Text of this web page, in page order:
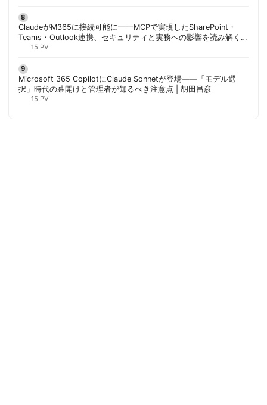
ClaudeがM365に接続可能に——MCPで実現したSharePoint・
Teams・Outlook連携、セキュリティと実務への影響を読み解く |
胡田昌彦
15 PV
Microsoft 365 CopilotにClaude Sonnetが登場——「モデル選
択」時代の幕開けと管理者が知るべき注意点 | 胡田昌彦
15 PV